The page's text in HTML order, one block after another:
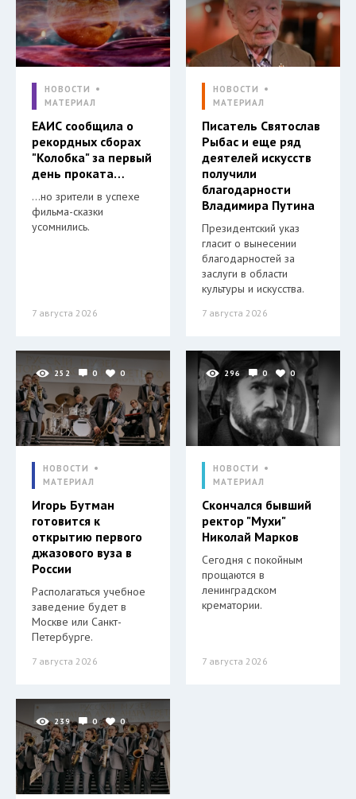
НОВОСТИ
МАТЕРИАЛ
ЕАИС сообщила о
рекордных сборах
"Колобка" за первый
день проката…
…но зрители в успехе
фильма-сказки
усомнились.
7 августа 2026
НОВОСТИ
МАТЕРИАЛ
Писатель Святослав
Рыбас и еще ряд
деятелей искусств
получили
благодарности
Владимира Путина
Президентский указ
гласит о вынесении
благодарностей за
заслуги в области
культуры и искусства.
7 августа 2026
252 0 0
НОВОСТИ
МАТЕРИАЛ
Игорь Бутман
готовится к
открытию первого
джазового вуза в
России
Располагаться учебное
заведение будет в
Москве или Санкт-
Петербурге.
7 августа 2026
296 0 0
НОВОСТИ
МАТЕРИАЛ
Скончался бывший
ректор "Мухи"
Николай Марков
Сегодня с покойным
прощаются в
ленинградском
крематории.
7 августа 2026
239 0 0